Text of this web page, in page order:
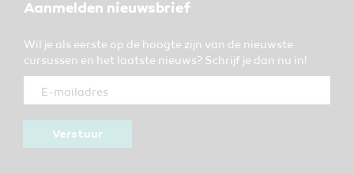
Aanmelden nieuwsbrief
Wil je als eerste op de hoogte zijn van de nieuwste
cursussen en het laatste nieuws? Schrijf je dan nu in!
Verstuur